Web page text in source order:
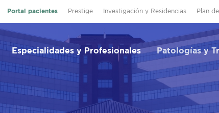
Portal pacientes Prestige Investigación y Residencias Plan
Especialidades y Profesionales Patologías y